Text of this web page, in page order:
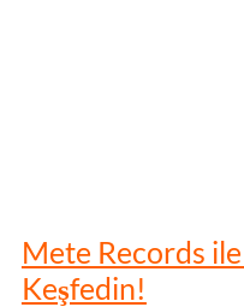
Mete Records
Keşfedin!